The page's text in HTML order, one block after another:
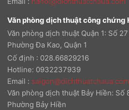
Văn phòng dịch thuật công chứng
Văn phòng dịch thuật Quận 1: Số
Phường Đa Kao, Quận 1
Cố định : 028.66829216
Hotline: 0932237939
Email : saigon@dichthuatchaua.com
Văn phòng dịch thuật Bảy Hiền: Số
Phường Bảy Hiền